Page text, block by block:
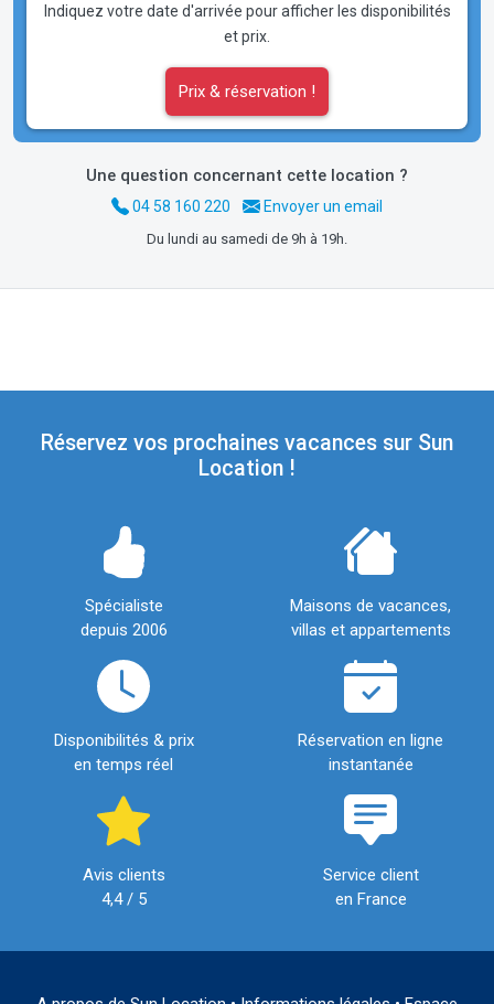
Indiquez votre date d'arrivée pour afficher les disponibilités
et prix.
Prix & réservation !
Une question concernant cette location ?
04 58 160 220 Envoyer un email
Du lundi au samedi de 9h à 19h.
Réservez vos prochaines vacances sur Sun
Location !
Spécialiste
depuis 2006
Maisons de vacances,
villas et appartements
Disponibilités & prix
en temps réel
Réservation en ligne
instantanée
Avis clients
4,4 / 5
Service client
en France